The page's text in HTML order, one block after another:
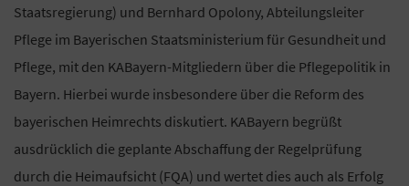
Staatsregierung) und Bernhard Opolony, Abteilungsleiter
Pflege im Bayerischen Staatsministerium für Gesundheit und
Pflege, mit den KABayern-Mitgliedern über die Pflegepolitik in
Bayern. Hierbei wurde insbesondere über die Reform des
bayerischen Heimrechts diskutiert. KABayern begrüßt
ausdrücklich die geplante Abschaffung der Regelprüfung
durch die Heimaufsicht (FQA) und wertet dies auch als Erfolg